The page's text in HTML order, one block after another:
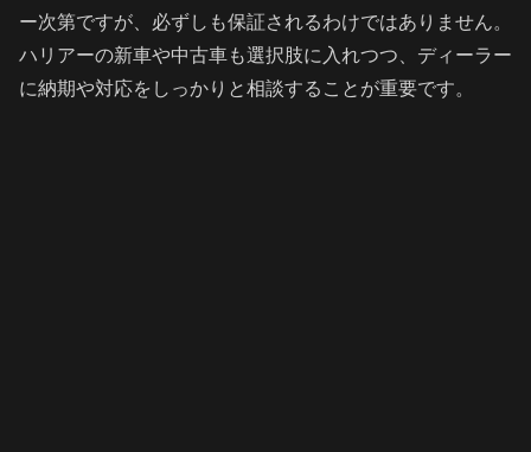
ー次第ですが、必ずしも保証されるわけではありません。
ハリアーの新車や中古車も選択肢に入れつつ、ディーラー
に納期や対応をしっかりと相談することが重要です。